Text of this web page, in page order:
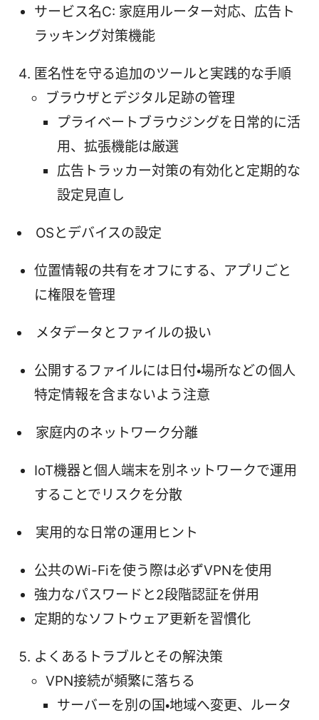
サービス名C: 家庭用ルーター対応、広告ト
ラッキング対策機能
匿名性を守る追加のツールと実践的な手順
ブラウザとデジタル足跡の管理
プライベートブラウジングを日常的に活
用、拡張機能は厳選
広告トラッカー対策の有効化と定期的な
設定見直し
OSとデバイスの設定
位置情報の共有をオフにする、アプリごと
に権限を管理
メタデータとファイルの扱い
公開するファイルには日付・場所などの個人
特定情報を含まないよう注意
家庭内のネットワーク分離
IoT機器と個人端末を別ネットワークで運用
することでリスクを分散
実用的な日常の運用ヒント
公共のWi-Fiを使う際は必ずVPNを使用
強力なパスワードと2段階認証を併用
定期的なソフトウェア更新を習慣化
よくあるトラブルとその解決策
VPN接続が頻繁に落ちる
サーバーを別の国・地域へ変更、ルータ